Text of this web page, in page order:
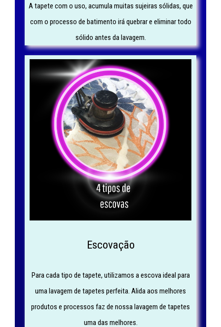
A tapete com o uso, acumula muitas sujeiras sólidas, que
com o processo de batimento irá quebrar e eliminar todo
sólido antes da lavagem.
Escovação
Para cada tipo de tapete, utilizamos a escova ideal para
uma lavagem de tapetes perfeita. Alida aos melhores
produtos e processos faz de nossa lavagem de tapetes
uma das melhores.